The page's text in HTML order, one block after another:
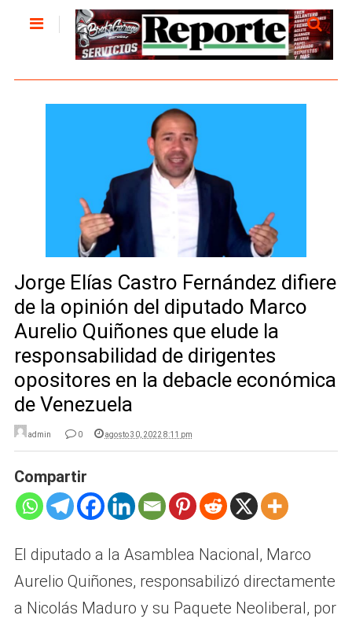
Jorge Elías Castro Fernández difiere
de la opinión del diputado Marco
Aurelio Quiñones que elude la
responsabilidad de dirigentes
opositores en la debacle económica
de Venezuela
admin 0 agosto 30, 2022 8:11 pm
Compartir
El diputado a la Asamblea Nacional, Marco
Aurelio Quiñones, responsabilizó directamente
a Nicolás Maduro y su Paquete Neoliberal, por